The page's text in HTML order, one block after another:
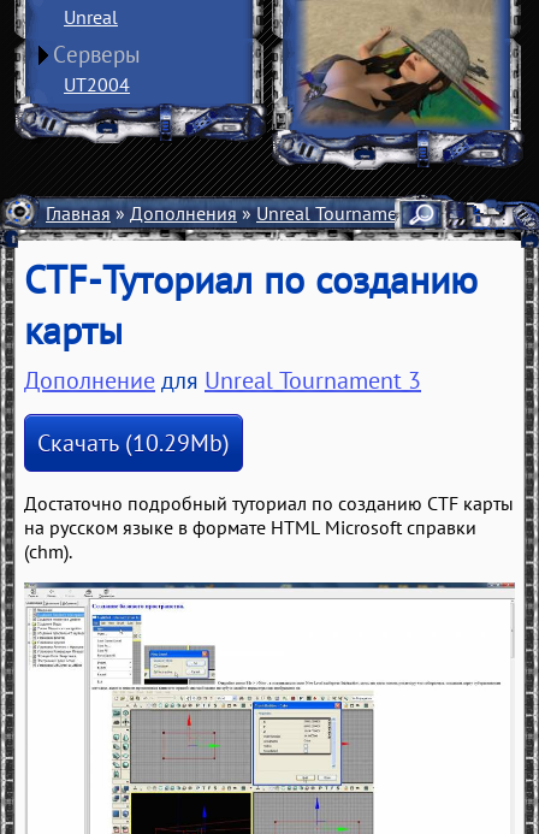
Unreal
Серверы
UT2004
Главная»Дополнения»Unreal Tournament 3»Разное»
CTF-Туториал по созданию
карты
Дополнениедля Unreal Tournament 3
Скачать (10.29Mb)
Достаточно подробный туториал по созданию CTF карты
на русском языке в формате HTML Microsoft справки
(chm).